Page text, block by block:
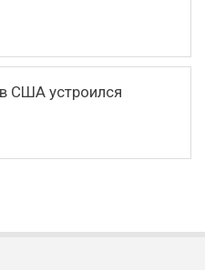
США устроился